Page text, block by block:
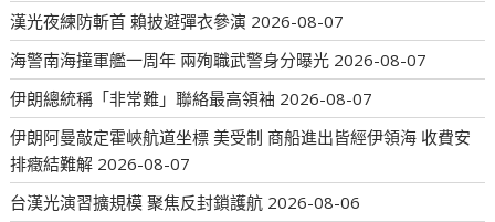
漢光夜練防斬首 賴披避彈衣參演 2026-08-07
海警南海撞軍艦一周年 兩殉職武警身分曝光 2026-08-07
伊朗總統稱「非常難」聯絡最高領袖 2026-08-07
伊朗阿曼敲定霍峽航道坐標 美受制 商船進出皆經伊領海 收費安
排癥結難解 2026-08-07
台漢光演習擴規模 聚焦反封鎖護航 2026-08-06